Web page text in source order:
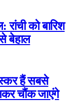
को बारिश
बेहाल
हैं सबसे
चौंक जाएंगे